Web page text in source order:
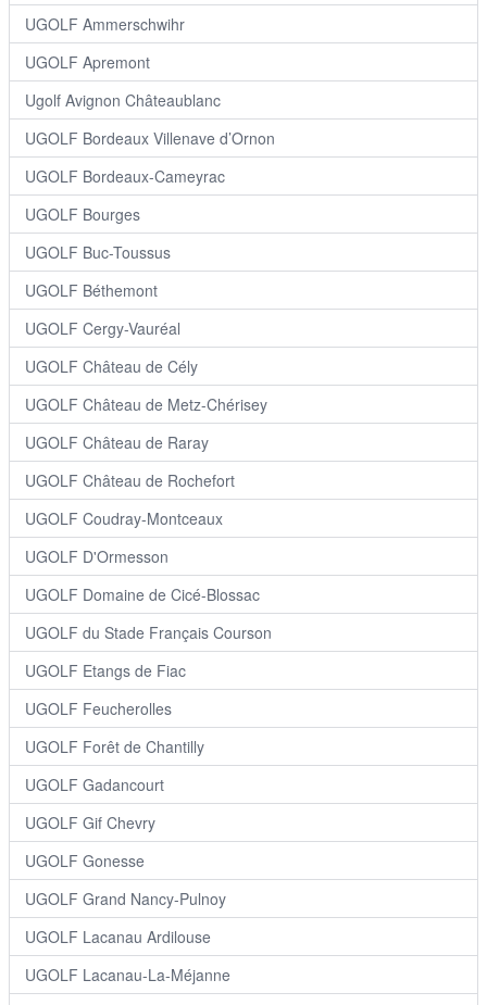
UGOLF Ammerschwihr
UGOLF Apremont
Ugolf Avignon Châteaublanc
UGOLF Bordeaux Villenave d’Ornon
UGOLF Bordeaux-Cameyrac
UGOLF Bourges
UGOLF Buc-Toussus
UGOLF Béthemont
UGOLF Cergy-Vauréal
UGOLF Château de Cély
UGOLF Château de Metz-Chérisey
UGOLF Château de Raray
UGOLF Château de Rochefort
UGOLF Coudray-Montceaux
UGOLF D'Ormesson
UGOLF Domaine de Cicé-Blossac
UGOLF du Stade Français Courson
UGOLF Etangs de Fiac
UGOLF Feucherolles
UGOLF Forêt de Chantilly
UGOLF Gadancourt
UGOLF Gif Chevry
UGOLF Gonesse
UGOLF Grand Nancy-Pulnoy
UGOLF Lacanau Ardilouse
UGOLF Lacanau-La-Méjanne